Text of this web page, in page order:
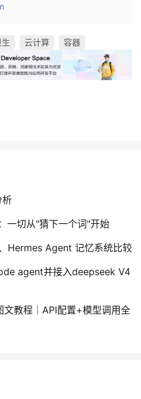
云计算 容器
析
一切从"猜下一个词"开始
Hermes Agent 记忆系统比较
agent并接入deepseek V4
教程｜API配置+模型调用全